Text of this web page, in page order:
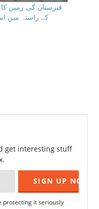
قبرستان کی زمین
کے راستہ میں
get interesting stuff
protecting it seriously